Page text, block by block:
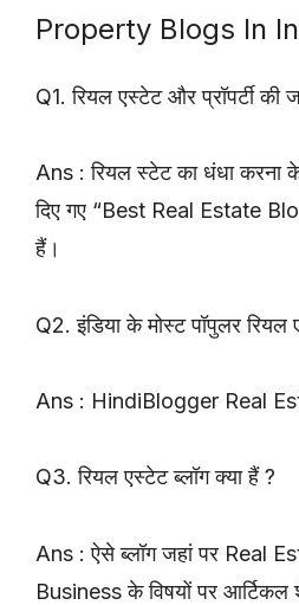
Property Blogs In
Q1. रियल एस्टेट और प्रॉपर्टी की
Ans : रियल स्टेट का धंधा करना
दिए गए “Best Real Estate
हैं।
Q2. इंडिया के मोस्ट पॉपुलर
Ans : HindiBlogger Real
Q3. रियल एस्टेट ब्लॉग क्या हैं ?
Ans : ऐसे ब्लॉग जहां पर Real
Business के विषयों पर आर्टिकल